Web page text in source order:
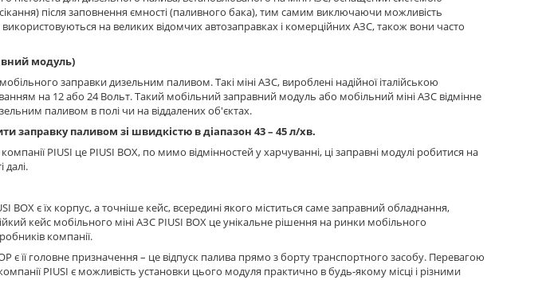
після заповнення ємності (паливного бака), тим самим виключаючи можливість
використовуються на великих відомчих автозаправках і комерційних АЗС, також вони часто
модуль)
заправки дизельним паливом. Такі міні АЗС, вироблені надійної італійською
на 12 або 24 Вольт. Такий мобільний заправний модуль або мобільний міні АЗС відмінне
паливом в полі чи на віддалених об'єктах.
заправку паливом зі швидкістю в діапазон 43 – 45 л/хв.
PIUSI це PIUSI BOX, по мимо відмінностей у харчуванні, ці заправні модулі робитися на
далі.
BOX є їх корпус, а точніше кейс, всередині якого міститься саме заправний обладнання,
кейс мобільного міні АЗС PIUSI BOX це унікальне рішення на ринки мобільного
компанії.
є її головне призначення – це відпуск палива прямо з борту транспортного засобу. Перевагою
PIUSI є можливість установки цього модуля практично в будь-якому місці і різними